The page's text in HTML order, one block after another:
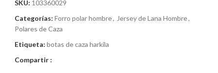
SKU: 103360029
Categorías: Forro polar hombre, Jersey de Lana Hombre,
Polares de Caza
Etiqueta: botas de caza harkila
Compartir :